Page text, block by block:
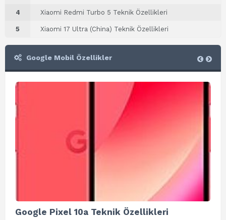
4 Xiaomi Redmi Turbo 5 Teknik Özellikleri
5 Xiaomi 17 Ultra (China) Teknik Özellikleri
Google Mobil Özellikler
Google Pixel 10a Teknik Özellikleri